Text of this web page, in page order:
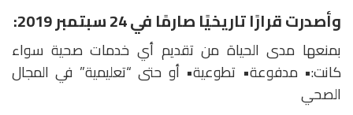
وأصدرت قرارًا تاريخيًا صارمًا في 24 سبتمبر 2019:
بمنعها مدى الحياة من تقديم أي خدمات صحية سواء
كانت:• مدفوعة• تطوعية• أو حتى “تعليمية” في المجال
الصحي